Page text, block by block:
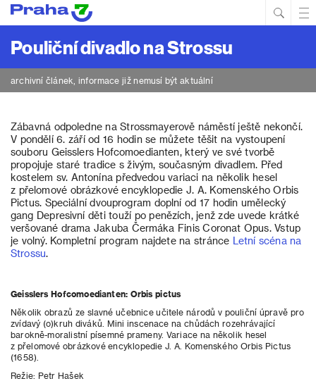
Pouliční divadlo na Strossu
archivní článek, informace již nemusí být aktuální
Zábavná odpoledne na Strossmayerově náměstí ještě nekončí.
V pondělí 6. září od 16 hodin se můžete těšit na vystoupení
souboru Geisslers Hofcomoedianten, který ve své tvorbě
propojuje staré tradice s živým, současným divadlem. Před
kostelem sv. Antonína předvedou variaci na několik hesel
z přelomové obrázkové encyklopedie J. A. Komenského Orbis
Pictus. Speciální dvouprogram doplní od 17 hodin umělecký
gang Depresivní děti touží po penězích, jenž zde uvede krátké
veršované drama Jakuba Čermáka Finis Coronat Opus. Vstup
je volný. Kompletní program najdete na stránce Letní scéna na
Strossu.
Geisslers Hofcomoedianten: Orbis pictus
Několik obrazů ze slavné učebnice učitele národů v pouliční úpravě pro
zvídavý (o)kruh diváků. Mini inscenace na chůdách rozehrávající
barokně-moralistní písemné prameny. Variace na několik hesel
z přelomové obrázkové encyklopedie J. A. Komenského Orbis Pictus
(1658).
Režie: Petr Hašek